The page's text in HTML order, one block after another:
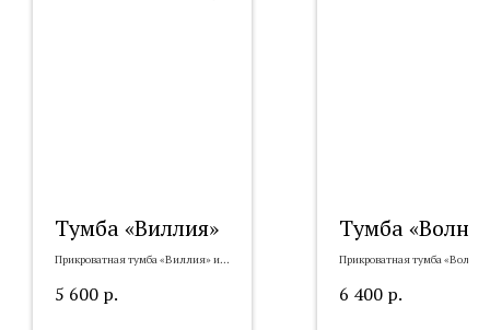
Тумба «Виллия»
Прикроватная тумба «Виллия» из
5 600 р.
Тумба «Волна»
Прикроватная тумба «Волна»
6 400 р.